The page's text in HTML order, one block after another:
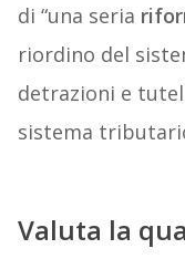
di “una seria
riordino del
detrazioni e
sistema
Valuta la